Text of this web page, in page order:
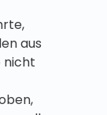
aus
nicht